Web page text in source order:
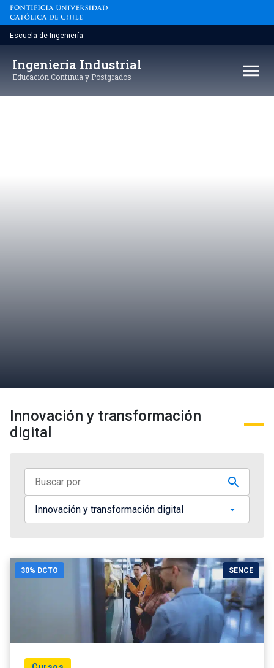
Saltar
contenido
Escuela de Ingeniería
Ingeniería Industrial
Educación Continua y Postgrados menu
Innovación y
transformación digital
Innovación y transformación
digital
30% DCTO SENCE